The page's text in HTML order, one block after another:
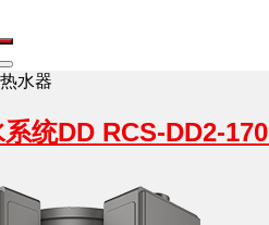
水器
统DD RCS-DD2-